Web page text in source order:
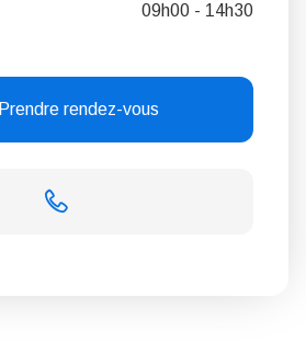
09h00 - 14h30
Prendre rendez-vous